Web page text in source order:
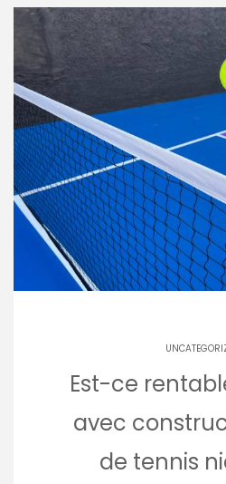
Est-ce
avec
de tennis